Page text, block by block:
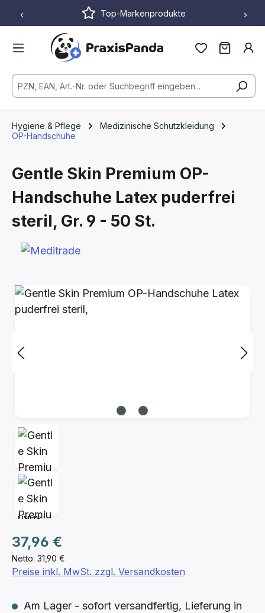
Zum Hauptinhalt springenTop-Markenprodukte
Hygiene & Pflege
Medizinische Schutzkleidung
OP-Handschuhe
Gentle Skin Premium OP-
Handschuhe Latex puderfrei
steril, Gr. 9 - 50 St.
Bildergalerie überspringen
Netto: 31,90 €
Regulärer Preis:
37,96 €
Preise inkl. MwSt. zzgl. Versandkosten
Am Lager - sofort versandfertig, Lieferung in